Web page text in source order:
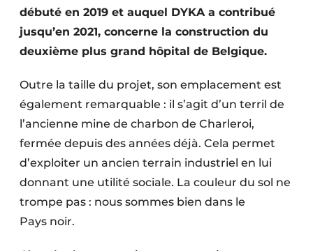
Fondations
Façades
Infrastructures souterraines et égouttage
Protection solaire
Rénovation
Sécurité incendie
Software
débuté en 2019 et auquel DYKA a contribué
jusqu’en 2021, concerne la construction du
deuxième plus grand hôpital de Belgique.
Outre la taille du projet, son emplace­ment est
également remarquable : il s’agit d’un terril de
l’ancienne mine de charbon de Charleroi,
fermée depuis des années déjà. Cela permet
d’exploiter un ancien terrain industriel en lui
donnant une utilité sociale. La couleur du sol ne
trompe pas : nous sommes bien dans le
Pays noir.